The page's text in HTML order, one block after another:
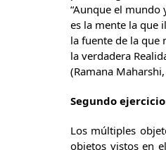
“Aunque el mundo
es la mente la que
la fuente de la que
la verdadera
(Ramana
Segundo
Los múltiples
objetos vistos en